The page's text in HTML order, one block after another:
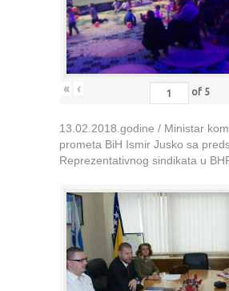
« ‹ of 5
13.02.2018.godine / Ministar
prometa BiH Ismir Jusko sa
Reprezentativnog sindikata u